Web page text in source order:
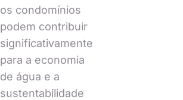
os condomínios
podem contribuir
significativamente
para a economia
de água e a
sustentabilidade